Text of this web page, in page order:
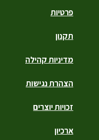
פרטיות
תקנון
מדיניות קהילה
הצהרת נגישות
זכויות יוצרים
ארכיון